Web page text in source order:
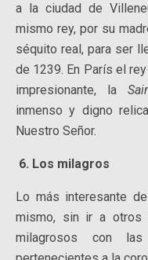
a la ciudad de
mismo rey, por su
séquito real, para ser
de 1239. En París el
impresionante, la
inmenso y digno
Nuestro Señor.
6. Los milagros
Lo más interesante
mismo, sin ir a otros
milagrosos con las